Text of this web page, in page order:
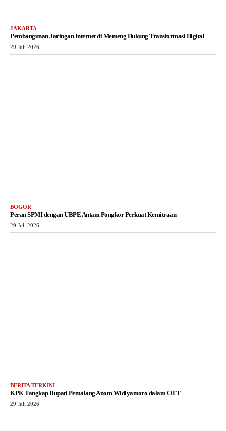
JAKARTA
Pembangunan Jaringan Internet di Menteng Dukung Transformasi Digital
29 Juli 2026
BOGOR
Peran SPMI dengan UBPE Antam Pongkor Perkuat Kemitraan
29 Juli 2026
BERITA TERKINI
KPK Tangkap Bupati Pemalang Anom Widiyantoro dalam OTT
29 Juli 2026